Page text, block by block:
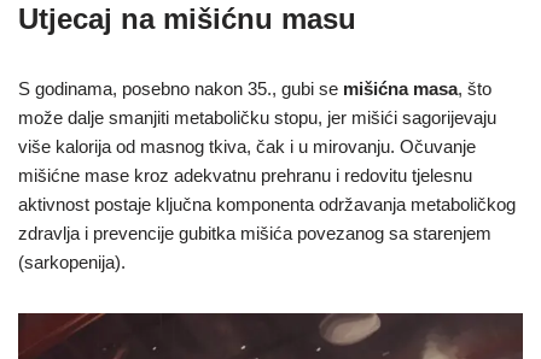
Utjecaj na mišićnu masu
S godinama, posebno nakon 35., gubi se mišićna masa, što
može dalje smanjiti metaboličku stopu, jer mišići sagorijevaju
više kalorija od masnog tkiva, čak i u mirovanju. Očuvanje
mišićne mase kroz adekvatnu prehranu i redovitu tjelesnu
aktivnost postaje ključna komponenta održavanja metaboličkog
zdravlja i prevencije gubitka mišića povezanog sa starenjem
(sarkopenija).